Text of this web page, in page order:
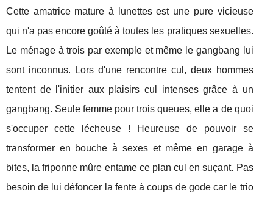
Cette amatrice mature à lunettes est une pure vicieuse
qui n'a pas encore goûté à toutes les pratiques sexuelles.
Le ménage à trois par exemple et même le gangbang lui
sont inconnus. Lors d'une rencontre cul, deux hommes
tentent de l'initier aux plaisirs cul intenses grâce à un
gangbang. Seule femme pour trois queues, elle a de quoi
s'occuper cette lécheuse ! Heureuse de pouvoir se
transformer en bouche à sexes et même en garage à
bites, la friponne mûre entame ce plan cul en suçant. Pas
besoin de lui défoncer la fente à coups de gode car le trio